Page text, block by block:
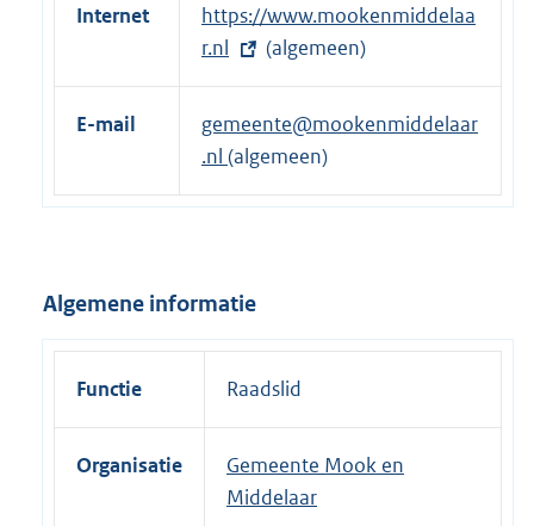
Internet
E
x
t
r
e
n
k
https://www.mookenmiddelaa
r.nl
(algemeen)
E-mail
gemeente@mookenmiddelaar
.nl (algemeen)
Algemene informatie
Functie Raadslid
Organisatie
Gemeente Mook en
Middelaar